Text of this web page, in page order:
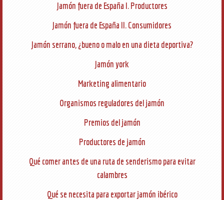
Jamón fuera de España I. Productores
Jamón fuera de España II. Consumidores
Jamón serrano, ¿bueno o malo en una dieta deportiva?
Jamón york
Marketing alimentario
Organismos reguladores del jamón
Premios del jamón
Productores de jamón
Qué comer antes de una ruta de senderismo para evitar
calambres
Qué se necesita para exportar jamón ibérico